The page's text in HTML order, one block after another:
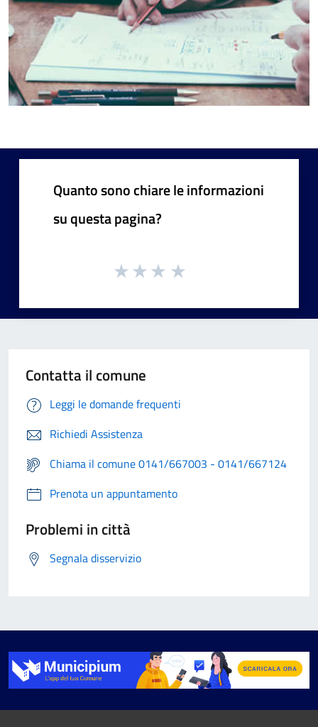
Quanto sono chiare le informazioni
su questa pagina?
Contatta il comune
Leggi le domande frequenti
Richiedi Assistenza
Chiama il comune 0141/667003 - 0141/667124
Prenota un appuntamento
Problemi in città
Segnala disservizio